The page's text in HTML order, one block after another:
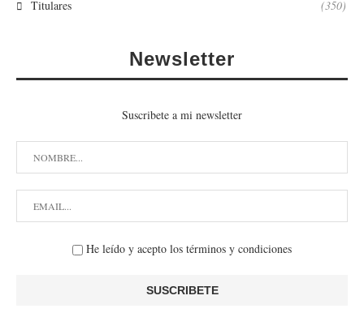
Titulares (350)
Newsletter
Suscribete a mi newsletter
He leído y acepto los términos y condiciones